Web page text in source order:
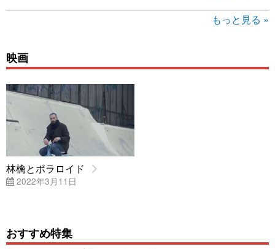
もっと見る »
映画
林檎とポラロイド
2022年3月11日
おすすめ特集